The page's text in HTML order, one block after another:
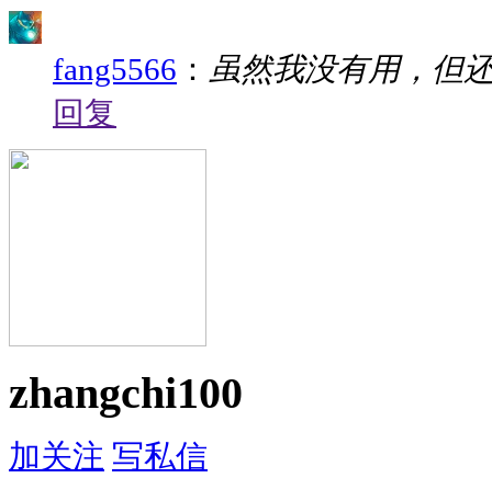
fang5566 ： 虽然我没有用，但
回复
zhangchi100
加关注 写私信